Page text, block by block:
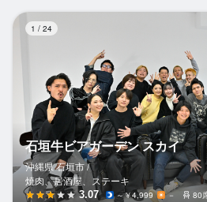
気になる求人
検索履歴・保存した条件
応募履歴
WEB履歴書
1 / 24
石垣牛ビアガーデン スカイ
沖縄県 石垣市 /
焼肉、居酒屋、ステーキ
3.07 ～￥4,999 － 80